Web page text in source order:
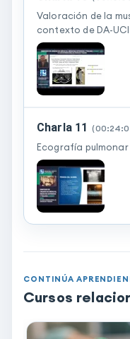
Valoración de la
contexto de DA-UCI
Charla 11 (
Ecografía
CONTINÚA
Cursos